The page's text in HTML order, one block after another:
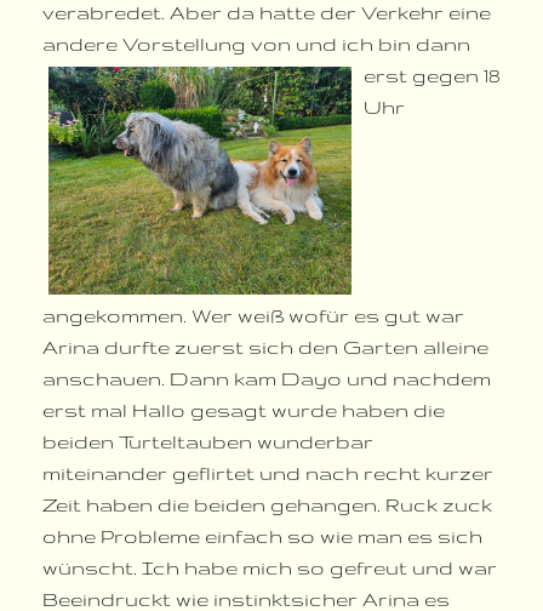
verabredet. Aber da hatte der Verkehr eine
andere Vorstellung von und ich bin dann
erst gegen 18
Uhr
angekommen. Wer weiß wofür es gut war
Arina durfte zuerst sich den Garten alleine
anschauen. Dann kam Dayo und nachdem
erst mal Hallo gesagt wurde haben die
beiden Turteltauben wunderbar
miteinander geflirtet und nach recht kurzer
Zeit haben die beiden gehangen. Ruck zuck
ohne Probleme einfach so wie man es sich
wünscht. Ich habe mich so gefreut und war
Beeindruckt wie instinktsicher Arina es